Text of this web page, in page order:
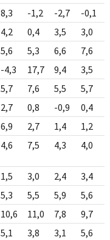
8,3 -1,2 -2,7 -0,1
4,2 0,4 3,5 3,0
5,6 5,3 6,6 7,6
-4,3 17,7 9,4 3,5
5,7 7,6 5,5 5,7
2,7 0,8 -0,9 0,4
6,9 2,7 1,4 1,2
4,6 7,5 4,3 4,0
1,5 3,0 2,4 3,4
5,3 5,5 5,9 5,6
10,6 11,0 7,8 9,7
5,1 3,8 3,1 5,6